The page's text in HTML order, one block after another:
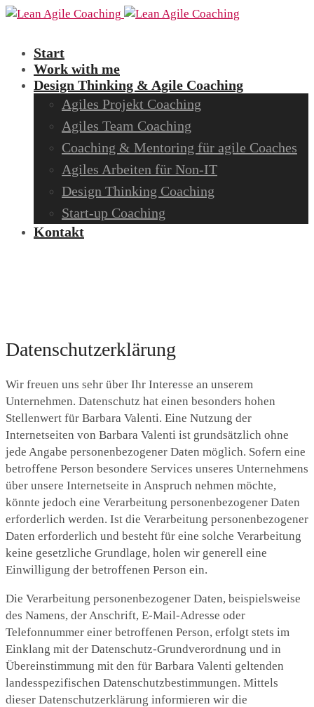
Start
Work with me
Design Thinking & Agile Coaching
Agiles Projekt Coaching
Agiles Team Coaching
Coaching & Mentoring für agile Coaches
Agiles Arbeiten für Non-IT
Design Thinking Coaching
Start-up Coaching
Kontakt
Datenschutzerklärung
Wir freuen uns sehr über Ihr Interesse an unserem
Unternehmen. Datenschutz hat einen besonders hohen
Stellenwert für Barbara Valenti. Eine Nutzung der
Internetseiten von Barbara Valenti ist grundsätzlich ohne
jede Angabe personenbezogener Daten möglich. Sofern eine
betroffene Person besondere Services unseres Unternehmens
über unsere Internetseite in Anspruch nehmen möchte,
könnte jedoch eine Verarbeitung personenbezogener Daten
erforderlich werden. Ist die Verarbeitung personenbezogener
Daten erforderlich und besteht für eine solche Verarbeitung
keine gesetzliche Grundlage, holen wir generell eine
Einwilligung der betroffenen Person ein.
Die Verarbeitung personenbezogener Daten, beispielsweise
des Namens, der Anschrift, E-Mail-Adresse oder
Telefonnummer einer betroffenen Person, erfolgt stets im
Einklang mit der Datenschutz-Grundverordnung und in
Übereinstimmung mit den für Barbara Valenti geltenden
landesspezifischen Datenschutzbestimmungen. Mittels
dieser Datenschutzerklärung informieren wir die